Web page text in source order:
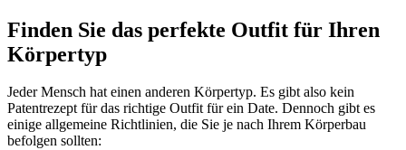
Finden Sie das perfekte Outfit für Ihren
Körpertyp
Jeder Mensch hat einen anderen Körpertyp. Es gibt also kein
Patentrezept für das richtige Outfit für ein Date. Dennoch gibt es
einige allgemeine Richtlinien, die Sie je nach Ihrem Körperbau
befolgen sollten: